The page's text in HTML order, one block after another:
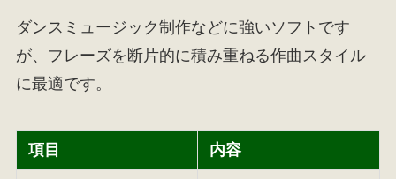
ダンスミュージック制作などに強いソフトです
が、フレーズを断片的に積み重ねる作曲スタイル
に最適です。
項目 内容